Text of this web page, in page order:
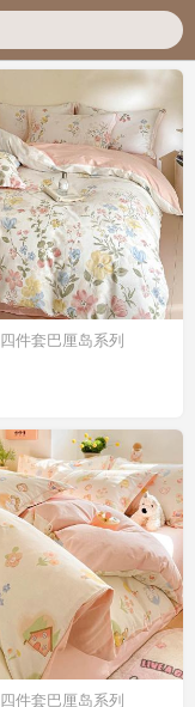
件套巴厘岛系列
件套巴厘岛系列